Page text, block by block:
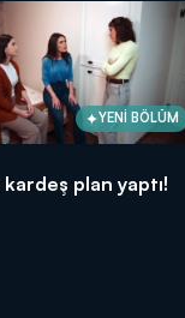
YENİ BÖLÜM
kardeş plan yaptı!